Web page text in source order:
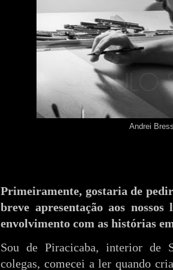
Andrei
Primeiramente, gostaria de
breve apresentação aos
envolvimento com as histórias
Sou de Piracicaba, interior de
colegas, comecei a ler quando